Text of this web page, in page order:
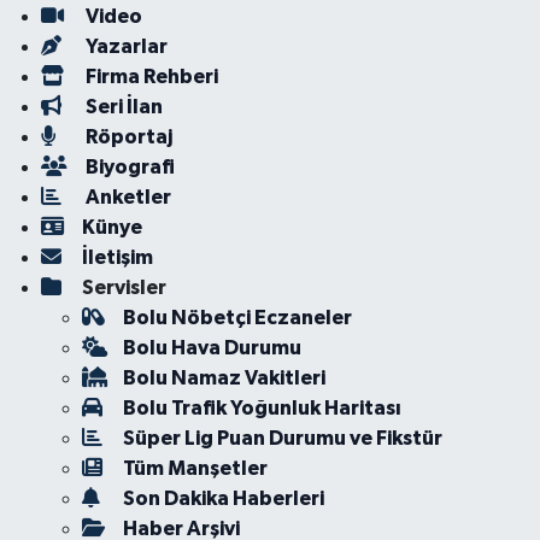
Video
Yazarlar
Firma Rehberi
Seri İlan
Röportaj
Biyografi
Anketler
Künye
İletişim
Servisler
Bolu Nöbetçi Eczaneler
Bolu Hava Durumu
Bolu Namaz Vakitleri
Bolu Trafik Yoğunluk Haritası
Süper Lig Puan Durumu ve Fikstür
Tüm Manşetler
Son Dakika Haberleri
Haber Arşivi